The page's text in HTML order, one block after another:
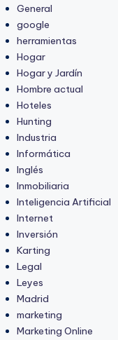
General
google
herramientas
Hogar
Hogar y Jardín
Hombre actual
Hoteles
Hunting
Industria
Informática
Inglés
Inmobiliaria
Inteligencia Artificial
Internet
Inversión
Karting
Legal
Leyes
Madrid
marketing
Marketing Online